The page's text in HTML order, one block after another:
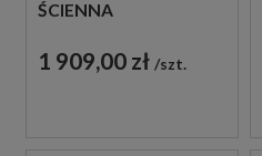
ŚCIENNA
ZE SŁUCHAWKĄ
PRYSZNICOWĄ
1 909,00 zł szt.